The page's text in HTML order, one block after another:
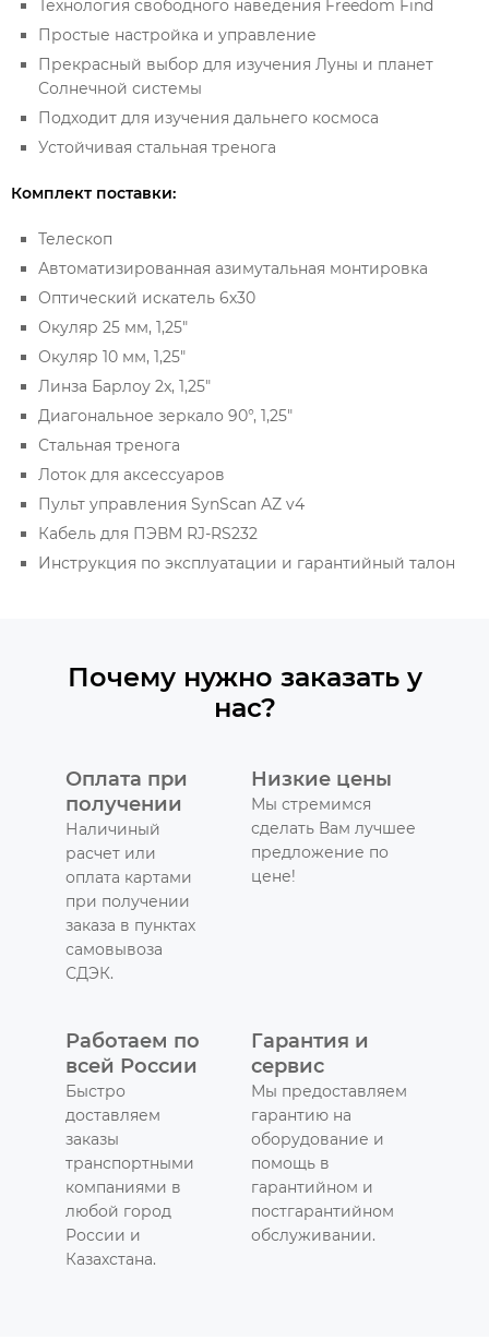
Технология свободного наведения Freedom Find
Простые настройка и управление
Прекрасный выбор для изучения Луны и планет
Солнечной системы
Подходит для изучения дальнего космоса
Устойчивая стальная тренога
Комплект поставки:
Телескоп
Автоматизированная азимутальная монтировка
Оптический искатель 6х30
Окуляр 25 мм, 1,25"
Окуляр 10 мм, 1,25"
Линза Барлоу 2x, 1,25"
Диагональное зеркало 90°, 1,25"
Стальная тренога
Лоток для аксессуаров
Пульт управления SynScan AZ v4
Кабель для ПЭВМ RJ-RS232
Инструкция по эксплуатации и гарантийный талон
Почему нужно заказать у
нас?
Оплата при
получении
Наличиный
расчет или
оплата картами
при получении
заказа в пунктах
самовывоза
СДЭК.
Низкие цены
Мы стремимся
сделать Вам лучшее
предложение по
цене!
Работаем по
всей России
Быстро
доставляем
заказы
транспортными
компаниями в
любой город
России и
Казахстана.
Гарантия и
сервис
Мы предоставляем
гарантию на
оборудование и
помощь в
гарантийном и
постгарантийном
обслуживании.